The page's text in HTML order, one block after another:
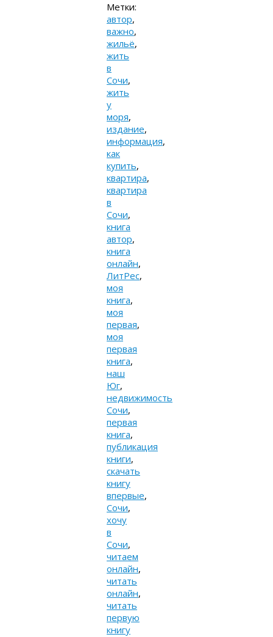
Метки:
автор,
важно,
жильё,
жить
в
Сочи,
жить
у
моря,
издание,
информация,
как
купить,
квартира,
квартира
в
Сочи,
книга
автор,
книга
онлайн,
ЛитРес,
моя
книга,
моя
первая,
моя
первая
книга,
наш
Юг,
недвижимость
Сочи,
первая
книга,
публикация
книги,
скачать
книгу
впервые,
Сочи,
хочу
в
Сочи,
читаем
онлайн,
читать
онлайн,
читать
первую
книгу